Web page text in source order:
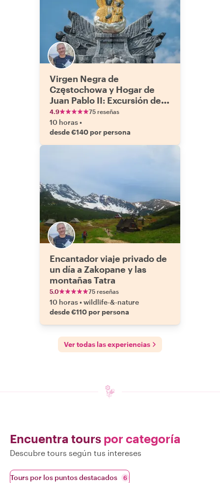
Virgen Negra de
Częstochowa y Hogar de
Juan Pablo II: Excursión de
un día en coche
4.9 75 reseñas
10 horas•
desde €140 por persona
Encantador viaje privado de
un día a Zakopane y las
montañas Tatra
5.0 75 reseñas
10 horas•wildlife-&-nature
desde €110 por persona
Ver todas las experiencias
Encuentra tours por categoría
Descubre tours según tus intereses
Tours por los puntos destacados 6